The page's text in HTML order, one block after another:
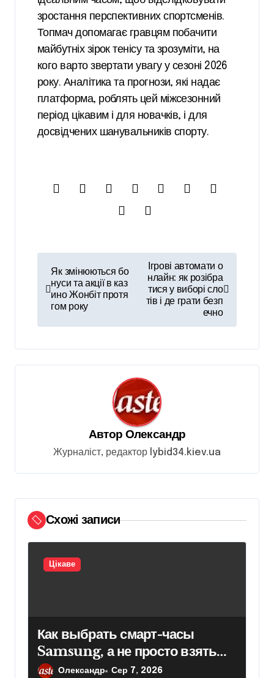
зростання перспективних спортсменів.
Топмачдопомагає гравцям побачити
майбутніх зірок тенісу та зрозуміти, на
кого варто звертати увагу у сезоні 2026
року. Аналітика та прогнози, які надає
платформа, роблять цей міжсезонний
період цікавим і для новачків, і для
досвідчених шанувальників спорту.
і
а
и
с
і
в
Як змінюються бо
нуси та акції в каз
ино Жонбіт протя
гом року
Ігрові автомати о
нлайн: як розібра
тися у виборі сло
тів і де грати безп
ечно
Автор Олександр
Журналіст, редактор lybid34.kiev.ua
Схожі записи
Цікаве
Как выбрать смарт-часы
Samsung, а не просто взять
модель подороже
Олександр Сер 7, 2026